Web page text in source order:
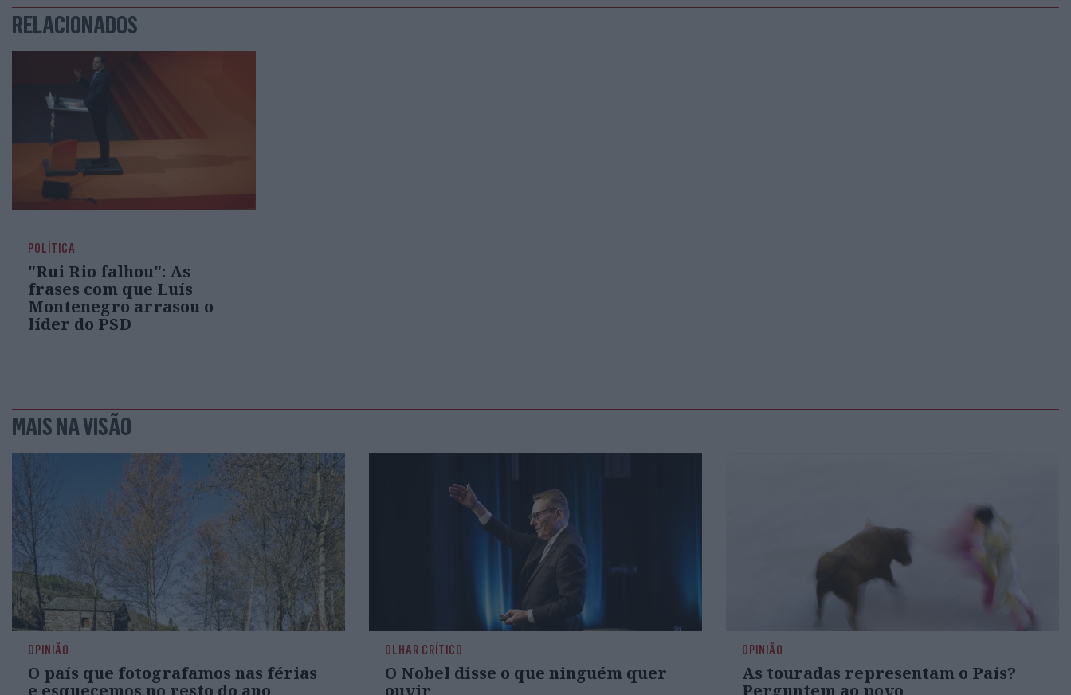
RELACIONADOS
POLÍTICA
"Rui Rio falhou": As
frases com que Luís
Montenegro arrasou o
líder do PSD
MAIS NA VISÃO
OPINIÃO
O país que fotografamos nas férias
e esquecemos no resto do ano
OLHAR CRÍTICO
O Nobel disse o que ninguém quer
ouvir
OPINIÃO
As touradas representam o País?
Perguntem ao povo